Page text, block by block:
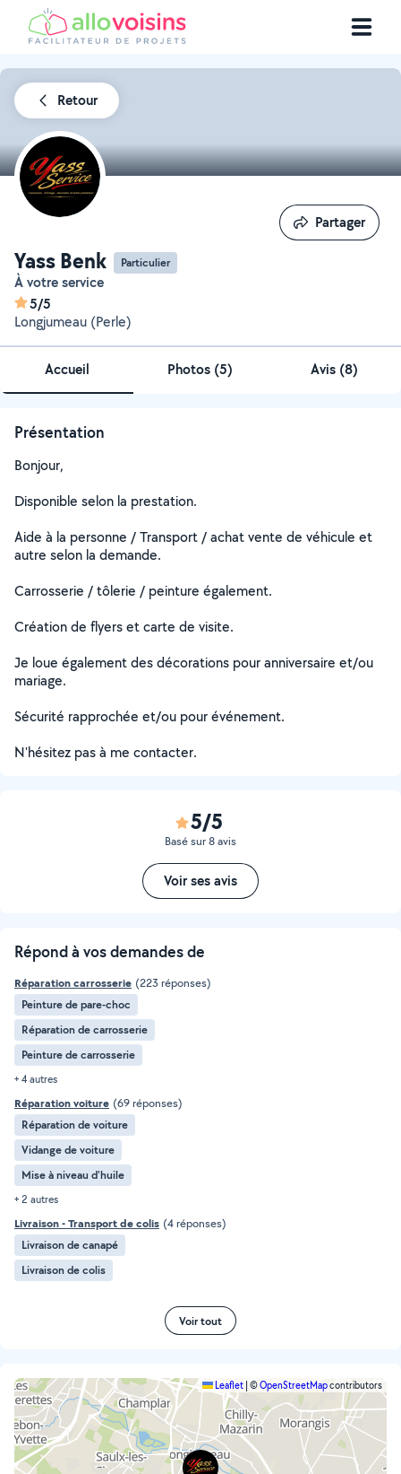
Retour
Yass Benk Particulier
À votre service
5/5
Longjumeau (Perle)
Partager
Partager
Accueil Photos (5) Avis (8)
Présentation
Bonjour,
Disponible selon la prestation.
Aide à la personne / Transport / achat vente de véhicule et
autre selon la demande.
Carrosserie / tôlerie / peinture également.
Création de flyers et carte de visite.
Je loue également des décorations pour anniversaire et/ou
mariage.
Sécurité rapprochée et/ou pour événement.
N'hésitez pas à me contacter.
5/5
Basé sur 8 avis
Voir ses avis
Répond à vos demandes de
Réparation carrosserie (223 réponses)
Peinture de pare-choc
Réparation de carrosserie
Peinture de carrosserie
+ 4 autres
Réparation voiture (69 réponses)
Réparation de voiture
Vidange de voiture
Mise à niveau d'huile
+ 2 autres
Livraison - Transport de colis (4 réponses)
Livraison de canapé
Livraison de colis
Voir tout
Leaflet ©OpenStreetMapcontributors